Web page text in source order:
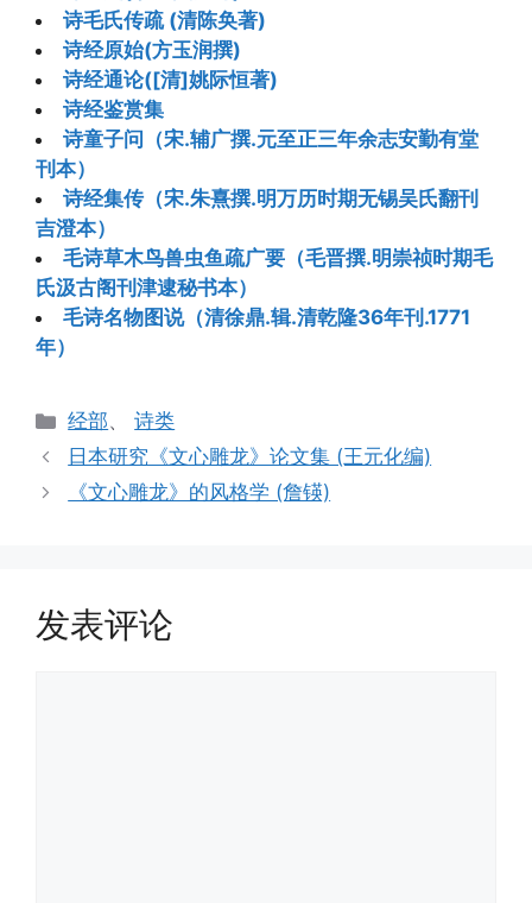
诗毛氏传疏 (清陈奂著)
诗经原始(方玉润撰)
诗经通论([清]姚际恒著)
诗经鉴赏集
诗童子问（宋.辅广撰.元至正三年余志安勤有堂
刊本）
诗经集传（宋.朱熹撰.明万历时期无锡吴氏翻刊
吉澄本）
毛诗草木鸟兽虫鱼疏广要（毛晋撰.明崇祯时期毛
氏汲古阁刊津逮秘书本）
毛诗名物图说（清徐鼎.辑.清乾隆36年刊.1771
年）
分
类
经部、诗类
日本研究《文心雕龙》论文集 (王元化编)
《文心雕龙》的风格学 (詹锳)
发表评论